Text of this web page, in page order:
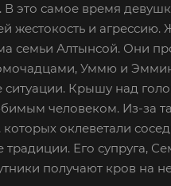
В это самое время
жестокость и агрессию.
семьи Алтынсой. Они
Уммю и
Крышу над
человеком. Из-за
оклеветали
Его супруга,
получают кров на